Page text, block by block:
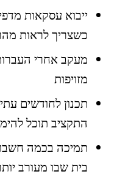
כשצריך לראות
מעקב אחרי
מזויפות
תכנון לחודשים
התקציב תוכל
תמיכה בכמה
בית שבו מעורב